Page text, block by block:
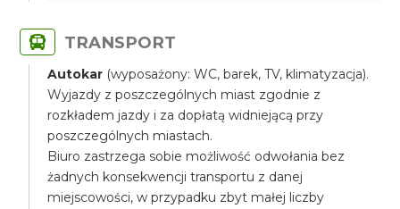
TRANSPORT
Autokar (wyposażony: WC, barek, TV, klimatyzacja).
Wyjazdy z poszczególnych miast zgodnie z
rozkładem jazdy i za dopłatą widniejącą przy
poszczególnych miastach.
Biuro zastrzega sobie możliwość odwołania bez
żadnych konsekwencji transportu z danej
miejscowości, w przypadku zbyt małej liczby